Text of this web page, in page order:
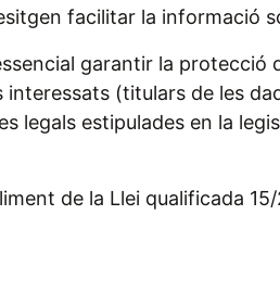
facilitar la informació
garantir la
interessats (titulars de les
legals estipulades en la
de la Llei qualificada